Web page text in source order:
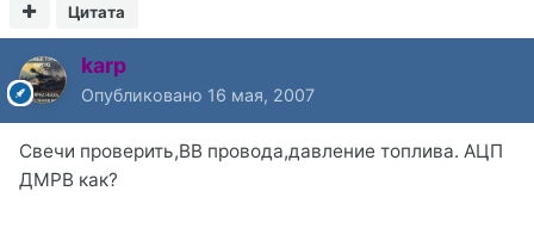
Цитата
karp
Опубликовано 16 мая, 2007
Свечи проверить,ВВ провода,давление топлива. АЦП
ДМРВ как?